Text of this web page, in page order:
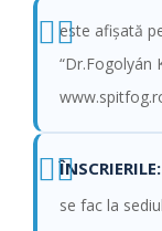
este afişată
“Dr.Fogolyán
ÎNSCRIERILE:
se fac la